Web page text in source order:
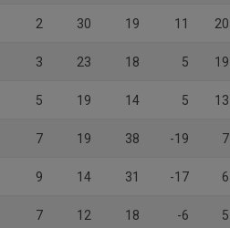
2 30 19 11 20
3 23 18 5 19
5 19 14 5 13
7 19 38 -19 7
9 14 31 -17 6
7 12 18 -6 5